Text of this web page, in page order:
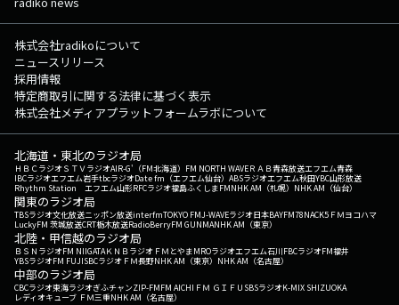
株式会社radikoについて
ニュースリリース
採用情報
特定商取引に関する法律に基づく表示
株式会社メディアプラットフォームラボについて
北海道・東北のラジオ局
ＨＢＣラジオＳＴＶラジオAIR-G'（FM北海道） FM NORTH WAVEＲＡＢ青森放送エフエム青森
IBCラジオエフエム岩手tbcラジオDate fm（エフエム仙台） ABSラジオエフエム秋田YBC山形放送
Rhythm Station エフエム山形RFCラジオ福島ふくしまFMNHK AM（札幌） NHK AM（仙台）
関東のラジオ局
TBSラジオ文化放送ニッポン放送interfmTOKYO FMJ-WAVEラジオ日本BAYFM78NACK5 ＦＭヨコハマ
LuckyFM 茨城放送CRT栃木放送RadioBerryFM GUNMANHK AM（東京）
北陸・甲信越のラジオ局
ＢＳＮラジオFM NIIGATAＫＮＢラジオ ＦＭとやまMROラジオエフエム石川FBCラジオFM福井
YBSラジオFM FUJISBCラジオ ＦＭ長野NHK AM（東京） NHK AM（名古屋）
中部のラジオ局
CBCラジオ東海ラジオぎふチャンZIP-FMFM AICHI ＦＭ ＧＩＦＵ SBSラジオK-MIX SHIZUOKA
レディオキューブ ＦＭ三重NHK AM（名古屋）